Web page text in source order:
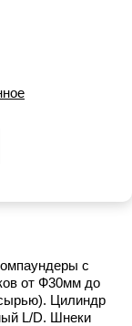
с
от Ф30мм до
Цилиндр
L/D. Шнеки